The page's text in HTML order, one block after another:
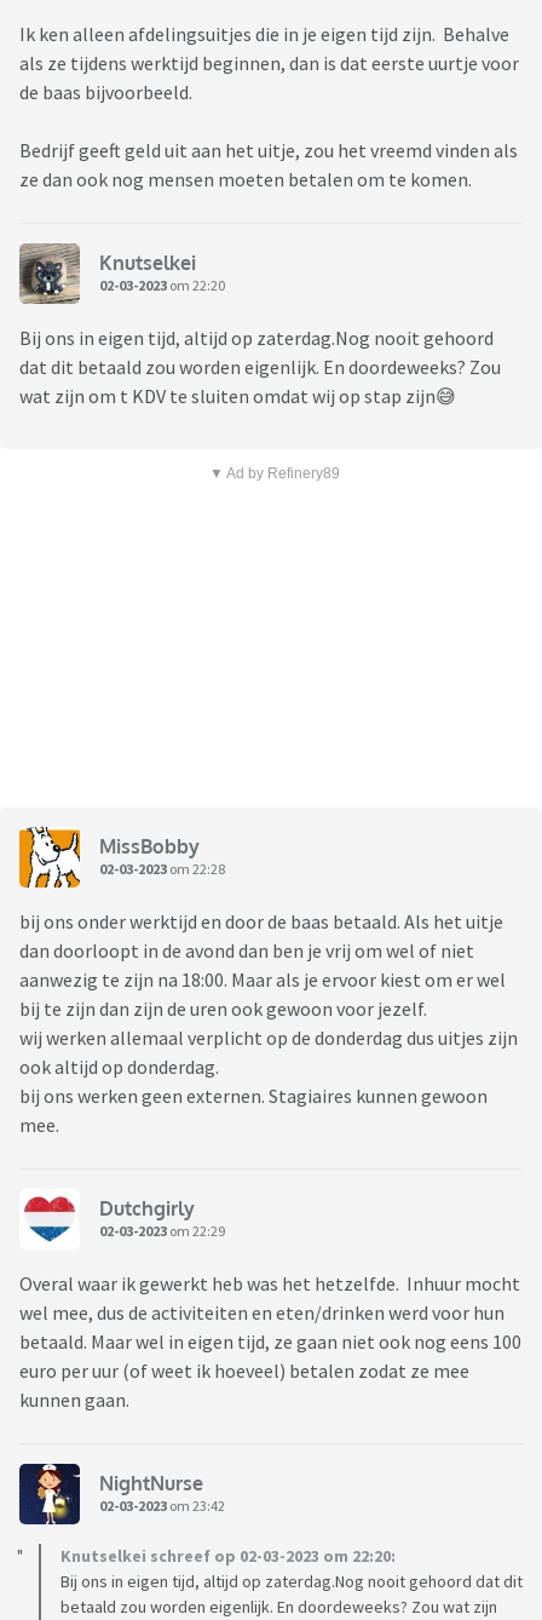
Ik ken alleen afdelingsuitjes die in je eigen tijd zijn. Behalve
als ze tijdens werktijd beginnen, dan is dat eerste uurtje voor
de baas bijvoorbeeld.
Bedrijf geeft geld uit aan het uitje, zou het vreemd vinden als
ze dan ook nog mensen moeten betalen om te komen.
Knutselkei
02-03-2023 om 22:20
Bij ons in eigen tijd, altijd op zaterdag.Nog nooit gehoord
dat dit betaald zou worden eigenlijk. En doordeweeks? Zou
wat zijn om t KDV te sluiten omdat wij op stap zijn😅
▼ Ad by Refinery89
MissBobby
02-03-2023 om 22:28
bij ons onder werktijd en door de baas betaald. Als het uitje
dan doorloopt in de avond dan ben je vrij om wel of niet
aanwezig te zijn na 18:00. Maar als je ervoor kiest om er wel
bij te zijn dan zijn de uren ook gewoon voor jezelf.
wij werken allemaal verplicht op de donderdag dus uitjes zijn
ook altijd op donderdag.
bij ons werken geen externen. Stagiaires kunnen gewoon
mee.
Dutchgirly
02-03-2023 om 22:29
Overal waar ik gewerkt heb was het hetzelfde. Inhuur mocht
wel mee, dus de activiteiten en eten/drinken werd voor hun
betaald. Maar wel in eigen tijd, ze gaan niet ook nog eens 100
euro per uur (of weet ik hoeveel) betalen zodat ze mee
kunnen gaan.
NightNurse
02-03-2023 om 23:42
Knutselkei schreef op 02-03-2023 om 22:20:
Bij ons in eigen tijd, altijd op zaterdag.Nog nooit gehoord dat dit
betaald zou worden eigenlijk. En doordeweeks? Zou wat zijn